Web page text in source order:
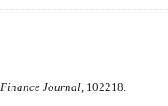
Journal, 102218.